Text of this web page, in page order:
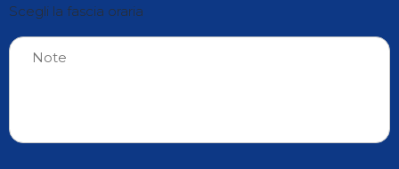
Scegli la fascia oraria